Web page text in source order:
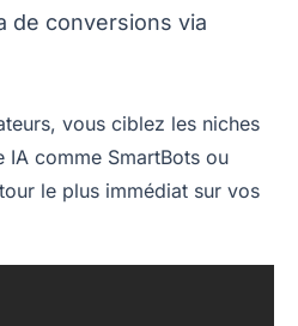
de conversions via
vous ciblez les niches
IA comme SmartBots ou
le plus immédiat sur vos